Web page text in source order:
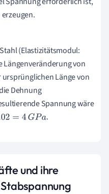
(Elastizitätsmodul:
Längenveränderung von
ursprünglichen Länge von
Dehnung
Spannung wäre
.
und ihre